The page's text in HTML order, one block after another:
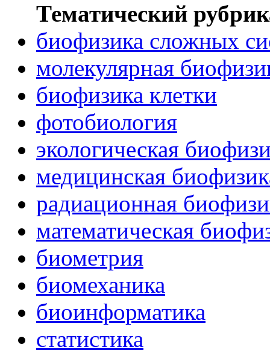
Тематический
биофизика сложных
молекулярная
биофизика клетки
фотобиология
экологическая
медицинская
радиационная
математическая
биометрия
биомеханика
биоинформатика
статистика